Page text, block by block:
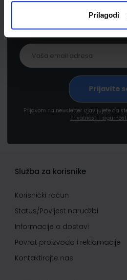
Prilagodi
Prijavite se kako bi primali
proizvodima i uslugama,
Prijavom na newsletter izjavljujete da
Privatnosti i
Služba za korisnike
Korisnički račun
Status/Povijest narudžbi
Informacije o dostavi
Povrat proizvoda i reklamacije
Kontaktirajte nas